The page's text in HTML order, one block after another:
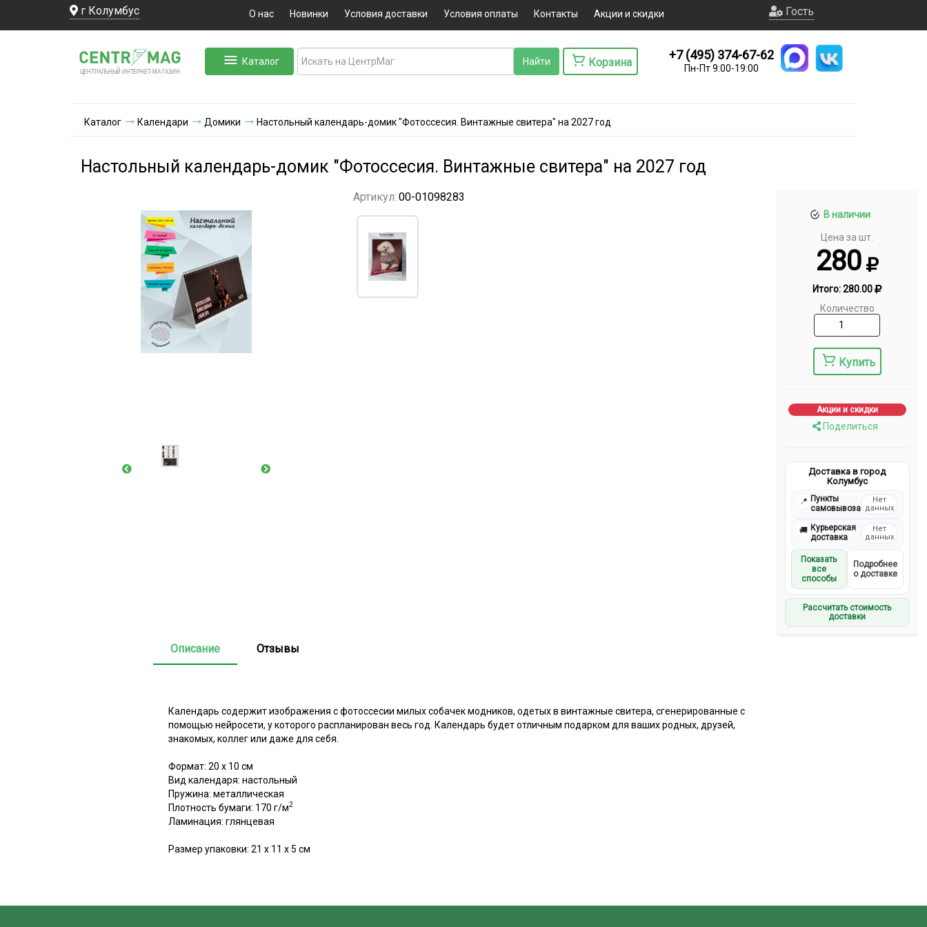
г Колумбус О нас Новинки Условия доставки Условия оплаты Контакты Акции и скидки Гость
ЦЕНТРАЛЬНЫЙ ИНТЕРНЕТ-МА ГАЗИН
Каталог Корзина
+7 (495) 374-67-62
Пн-Пт 9:00-19:00
Каталог Календари Домики Настольный календарь-домик "Фотоссесия. Винтажные свитера" на 2027 год
Настольный календарь-домик "Фотоссесия. Винтажные свитера" на 2027 год
В наличии
Цена за шт.
280
Итого:280.00
Количество
Купить
Акции и скидки
Поделиться
Доставка в город
Колумбус
📍 Пункты
самовывоза
Нет
данных
🚚 Курьерская
доставка
Нет
данных
Показать
все
способы
Подробнее
о доставке
Рассчитать стоимость
доставки
Артикул: 00-01098283
Описание Отзывы
Календарь содержит изображения с фотоссесии милых собачек модников, одетых в винтажные свитера, сгенерированные с
помощью нейросети, у которого распланирован весь год. Календарь будет отличным подарком для ваших родных, друзей,
знакомых, коллег или даже для себя.
Формат: 20 х 10 см
Вид календаря: настольный
Пружина: металлическая
Плотность бумаги: 170 г/м2
Ламинация: глянцевая
Размер упаковки: 21 х 11 х 5 см